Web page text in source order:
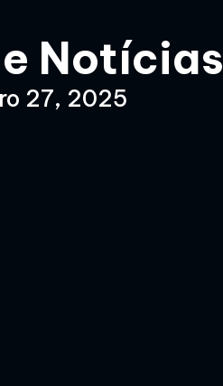
Notícias
27, 2025